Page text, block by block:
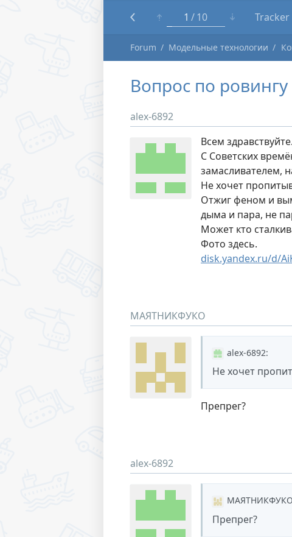
1 10 Tracker
Forum Модельные технологии
Вопрос по
alex-6892
Всем здравствуйте.
С Советских
замасливателем,
Не хочет
Отжиг феном и
дыма и пара, не
Может кто
Фото здесь.
disk.yandex.ru/d/
МАЯТНИКФУКО
alex-6892:
Не хочет
Препрег?
alex-6892
МАЯТНИКФУКО
Препрег?